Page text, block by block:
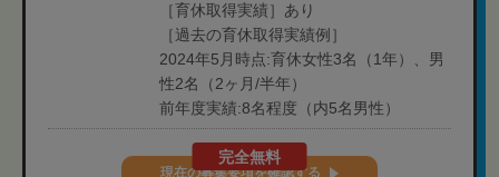
［育休取得実績］あり
［過去の育休取得実績例］
2024年5月時点:育休女性3名（1年）、男
性2名（2ヶ月/半年）
前年度実績:8名程度（内5名男性）
完全無料
現在の募集要項を確認する